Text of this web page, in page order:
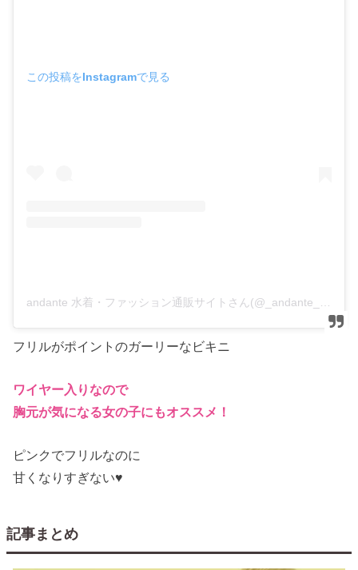
この投稿をInstagramで見る
フリルがポイントのガーリーなビキニ
ワイヤー入りなので
胸元が気になる女の子にもオススメ！
ピンクでフリルなのに
甘くなりすぎない♥
記事まとめ